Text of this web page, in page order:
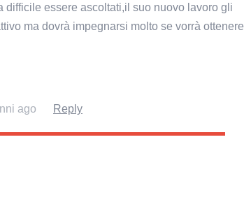
difficile essere ascoltati,il suo nuovo lavoro gli
ma dovrà impegnarsi molto se vorrà ottenere
ago Reply